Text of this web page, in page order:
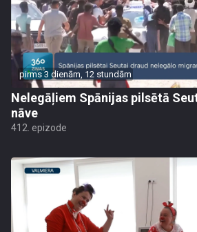
pirms 3 dienām, 12 stundām
Nelegāļiem Spānijas pilsētā
nāve
412. epizode